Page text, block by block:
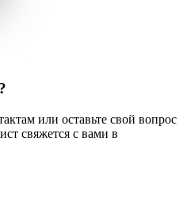
или оставьте свой вопрос
свяжется с вами в